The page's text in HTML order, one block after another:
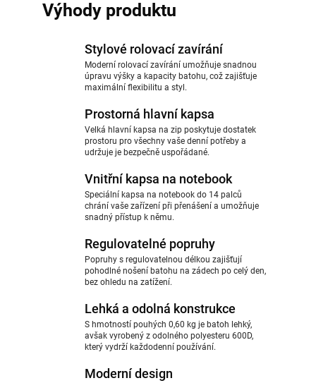
Výhody produktu
Stylové rolovací zavírání
Moderní rolovací zavírání umožňuje snadnou
úpravu výšky a kapacity batohu, což zajišťuje
maximální flexibilitu a styl.
Prostorná hlavní kapsa
Velká hlavní kapsa na zip poskytuje dostatek
prostoru pro všechny vaše denní potřeby a
udržuje je bezpečně uspořádané.
Vnitřní kapsa na notebook
Speciální kapsa na notebook do 14 palců
chrání vaše zařízení při přenášení a umožňuje
snadný přístup k němu.
Regulovatelné popruhy
Popruhy s regulovatelnou délkou zajišťují
pohodlné nošení batohu na zádech po celý den,
bez ohledu na zatížení.
Lehká a odolná konstrukce
S hmotností pouhých 0,60 kg je batoh lehký,
avšak vyrobený z odolného polyesteru 600D,
který vydrží každodenní používání.
Moderní design